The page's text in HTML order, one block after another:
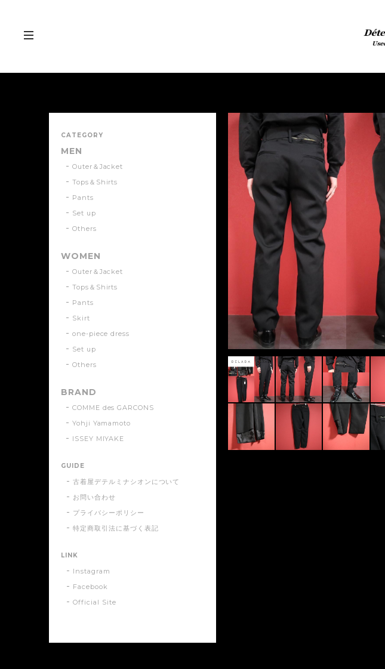
CATEGORY
MEN
Outer＆Jacket
Tops＆Shirts
Pants
Set up
Others
WOMEN
Outer＆Jacket
Tops＆Shirts
Pants
Skirt
one-piece dress
Set up
Others
BRAND
COMME des GARCONS
Yohji Yamamoto
ISSEY MIYAKE
GUIDE
古着屋デテルミナシオンについて
お問い合わせ
プライバシーポリシー
特定商取引法に基づく表記
LINK
Instagram
Facebook
Official Site